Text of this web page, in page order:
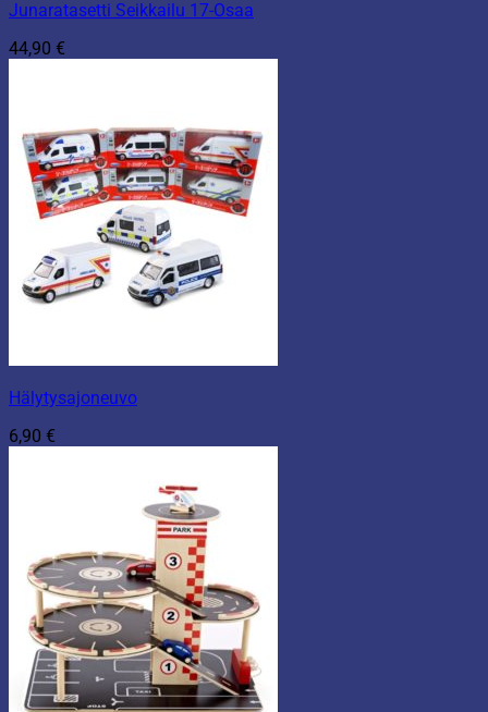
Junaratasetti Seikkailu 17-Osaa
44,90 €
Hälytysajoneuvo
6,90 €